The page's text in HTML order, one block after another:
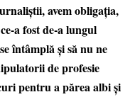
avem obligația,
a fost de-a lungul
întâmplă și să nu ne
de profesie
pentru a părea albi și